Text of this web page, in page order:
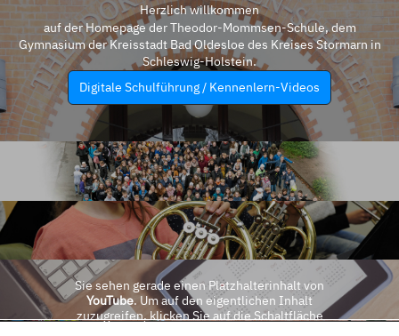
Herzlich willkommen
auf der Homepage der Theodor-Mommsen-Schule, dem
Gymnasium der Kreisstadt Bad Oldesloe des Kreises Stormarn in
Schleswig-Holstein.
Digitale Schulführung / Kennenlern-Videos
Sie sehen gerade einen Platzhalterinhalt von
YouTube. Um auf den eigentlichen Inhalt
zuzugreifen, klicken Sie auf die Schaltfläche